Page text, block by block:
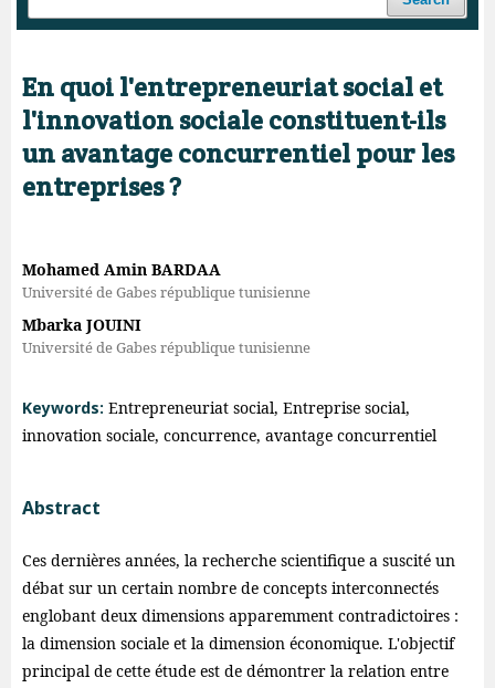
Home / Archives / Vol. 6 No. 2 (2023) / Articles
En quoi l'entrepreneuriat social et
l'innovation sociale constituent-ils
un avantage concurrentiel pour les
entreprises ?
Mohamed Amin BARDAA
Université de Gabes république tunisienne
Mbarka JOUINI
Université de Gabes république tunisienne
Keywords: Entrepreneuriat social, Entreprise social,
innovation sociale, concurrence, avantage concurrentiel
Abstract
Ces dernières années, la recherche scientifique a suscité un
débat sur un certain nombre de concepts interconnectés
englobant deux dimensions apparemment contradictoires :
la dimension sociale et la dimension économique. L'objectif
principal de cette étude est de démontrer la relation entre